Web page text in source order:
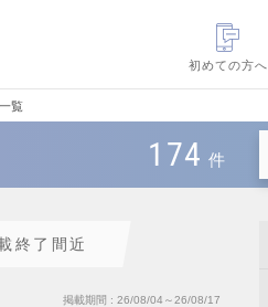
初めての方へ
覧
174 件
終了間近
掲載期間 26/08/04～26/08/17